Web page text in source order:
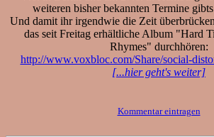
weiteren bisher bekannten Termine
Und damit ihr irgendwie die Zeit
das seit Freitag erhältliche Album "Hard
Rhymes" durchhören:
http://www.voxbloc.com/Share/social-
[...hier geht's weiter]
Kommentar eintragen